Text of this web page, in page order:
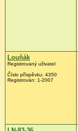
Louňák
Registrovaný uživatel
Číslo příspěvku: 4350
Registrován: 1-2007